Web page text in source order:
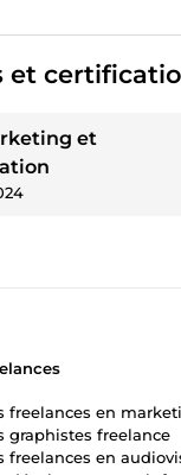
et
et
freelances en
graphistes freelance
freelances en